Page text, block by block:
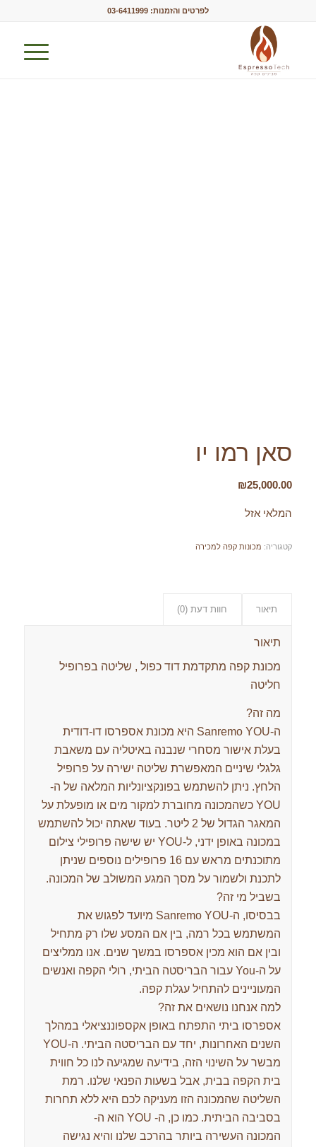
לפרטים והזמנות: 03-6411999
סאן רמו יו
₪25,000.00
המלאי אזל
קטגוריה: מכונות קפה למכירה
תיאור חוות דעת (0)
תיאור
מכונת קפה מתקדמת דוד כפול , שליטה בפרופיל
חליטה
מה זה?
ה-Sanremo YOU ​​היא מכונת אספרסו דו-דודית
בעלת אישור מסחרי שנבנה באיטליה עם משאבת
גלגלי שיניים המאפשרת שליטה ישירה על פרופיל
הלחץ. ניתן להשתמש בפונקציונליות המלאה של ה-
YOU כשהמכונה מחוברת למקור מים או מופעלת על
המאגר הגדול של 2 ליטר. בעוד שאתה יכול להשתמש
במכונה באופן ידני, ל-YOU יש שישה פרופילי צילום
מתוכנתים מראש עם 16 פרופילים נוספים שניתן
לתכנת ולשמור על מסך המגע המשולב של המכונה.
בשביל מי זה?
בבסיסו, ה-Sanremo YOU ​​מיועד לפגוש את
המשתמש בכל רמה, בין אם המסע שלו רק מתחיל
ובין אם הוא מכין אספרסו במשך שנים. אנו ממליצים
על ה-You עבור הבריסטה הביתי, רולי הקפה ואנשים
המעוניינים להתחיל עגלת קפה.
למה אנחנו נושאים את זה?
אספרסו ביתי התפתח באופן אקספוננציאלי במהלך
השנים האחרונות, יחד עם הבריסטה הביתי. ה-YOU
מבשר על השינוי הזה, בידיעה שמגיעה לנו כל חווית
בית הקפה בבית, אבל בשעות הפנאי שלנו. רמת
השליטה שהמכונה הזו מעניקה לכם היא ללא תחרות
בסביבה הביתית. כמו כן, ה- YOU הוא ה-
המכונה העשירה ביותר בהרכב שלנו והיא נגישה